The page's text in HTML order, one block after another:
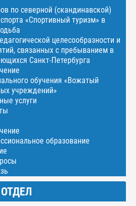
по северной (скандинавской)
«Спортивный туризм» в
целесообразности и
связанных с пребыванием в
Санкт-Петербурга
обучения «Вожатый
учреждений»
услуги
образование